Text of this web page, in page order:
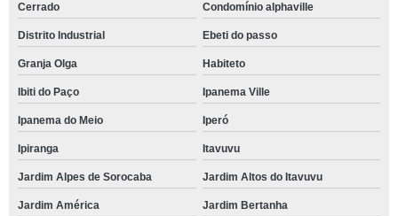
Cerrado Condomínio alphaville
Distrito Industrial Ebeti do passo
Granja Olga Habiteto
Ibiti do Paço Ipanema Ville
Ipanema do Meio Iperó
Ipiranga Itavuvu
Jardim Alpes de Sorocaba Jardim Altos do Itavuvu
Jardim América Jardim Bertanha